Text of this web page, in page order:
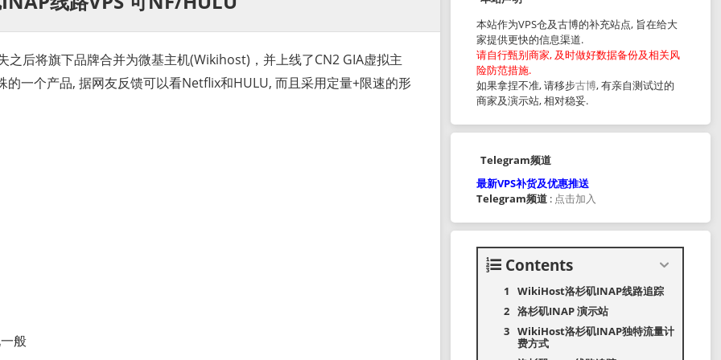
后将旗下品牌合并为微基主机(Wikihost)，并上线了CN2 GIA虚拟主
的一个产品, 据网友反馈可以看Netflix和HULU, 而且采用定量+限速的形
般
本站作为VPS仓及古博的补充站点, 旨在给大
家提供更快的信息渠道.
请自行甄别商家, 及时做好数据备份及相关风
险防范措施.
如果拿捏不准, 请移步古博, 有亲自测试过的
商家及演示站, 相对稳妥.
Telegram频道
最新VPS补货及优惠推送
Telegram频道 : 点击加入
Contents
WikiHost洛杉矶INAP线路追踪
洛杉矶INAP 演示站
WikiHost洛杉矶INAP独特流量计
费方式